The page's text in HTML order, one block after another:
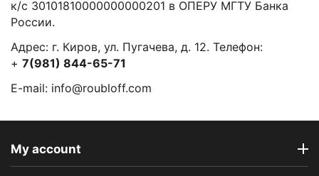
к/с 30101810000000000201 в ОПЕРУ МГТУ Банка
России.
Адрес: г. Киров, ул. Пугачева, д. 12. Телефон:
+ 7(981) 844-65-71
E-mail: info@roubloff.com
My account